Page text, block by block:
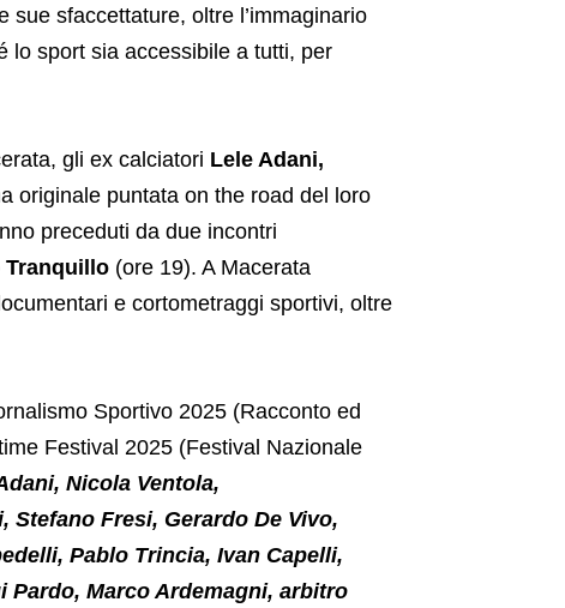
sfaccettature, oltre l’immaginario
lo sport sia accessibile a tutti, per
gli ex calciatori Lele Adani,
originale puntata on the road del loro
preceduti da due incontri
Tranquillo(ore 19). A Macerata
e cortometraggi sportivi, oltre
Sportivo 2025 (Racconto ed
Festival 2025 (Festival Nazionale
Nicola Ventola,
Fresi, Gerardo De Vivo,
Pablo Trincia, Ivan Capelli,
Marco Ardemagni, arbitro